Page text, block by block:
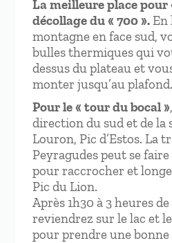
La meilleure place pour
décollage du « 700 ».En
montagne en face sud,
bulles thermiques qui
dessus du plateau et
monter jusqu’au plafond.
Pour le « tour du bocal »
direction du sud et de la
Louron, Pic d’Estos. La
Peyragudes peut se
pour raccrocher et
Pic du Lion.
Après 1h30 à 3 heures
reviendrez sur le lac et
pour prendre une